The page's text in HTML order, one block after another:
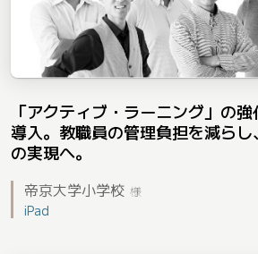
「アクティブ・ラーニング」の
導入。教職員の管理負担を減らし
の実現へ。
帝京大学小学校 様
iPad